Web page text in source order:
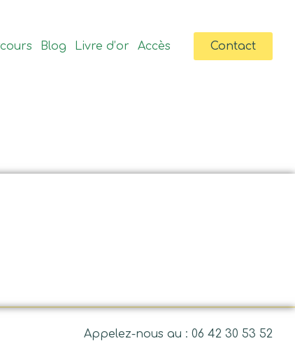
Blog Livre d’or Accès Contact
Appelez-nous au : 06 42 30 53 52